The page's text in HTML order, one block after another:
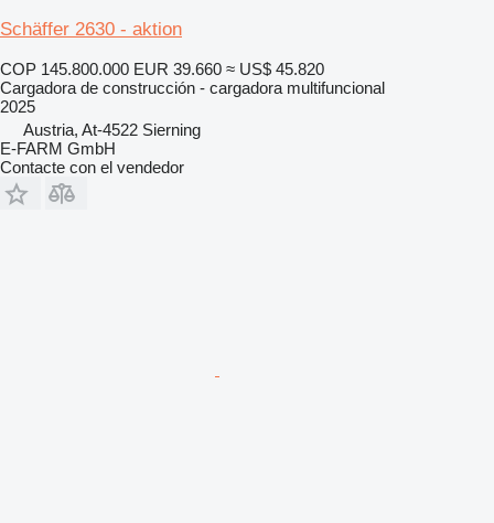
Schäffer 2630 - aktion
COP 145.800.000 EUR 39.660 ≈ US$ 45.820
Cargadora de construcción - cargadora multifuncional
2025
Austria, At-4522 Sierning
E-FARM GmbH
Contacte con el vendedor